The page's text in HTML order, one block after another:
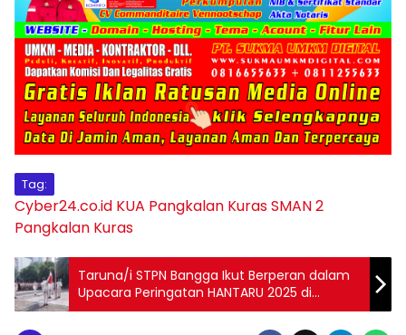
Tag:
Cyber24.co.id KUA Pangkalan KurasSMAN 2
Pangkalan Kuras
Taruna/i STPN Bangga Ikut Berperan dalam
Upacara Peringatan HANTARU 2025 di
Kementerian ATR/BPN